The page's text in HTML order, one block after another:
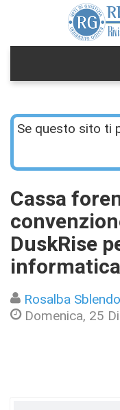
Se questo sito ti
Cassa
DuskRise
Rosalba
Domenica, 25